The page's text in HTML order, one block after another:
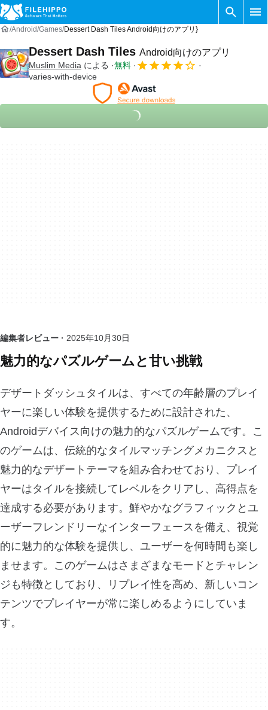
Android Games Dessert Dash Tiles Android向けのアプリ}
Dessert Dash Tiles Android向けのアプリ
Muslim Media による
無料
varies-with-device
編集者レビュー · 2025年10月30日
魅力的なパズルゲームと甘い挑戦
デザートダッシュタイルは、すべての年齢層のプレイ
ヤーに楽しい体験を提供するために設計された、
Androidデバイス向けの魅力的なパズルゲームです。こ
のゲームは、伝統的なタイルマッチングメカニクスと
魅力的なデザートテーマを組み合わせており、プレイ
ヤーはタイルを接続してレベルをクリアし、高得点を
達成する必要があります。鮮やかなグラフィックとユ
ーザーフレンドリーなインターフェースを備え、視覚
的に魅力的な体験を提供し、ユーザーを何時間も楽し
ませます。このゲームはさまざまなモードとチャレン
ジも特徴としており、リプレイ性を高め、新しいコン
テンツでプレイヤーが常に楽しめるようにしていま
す。